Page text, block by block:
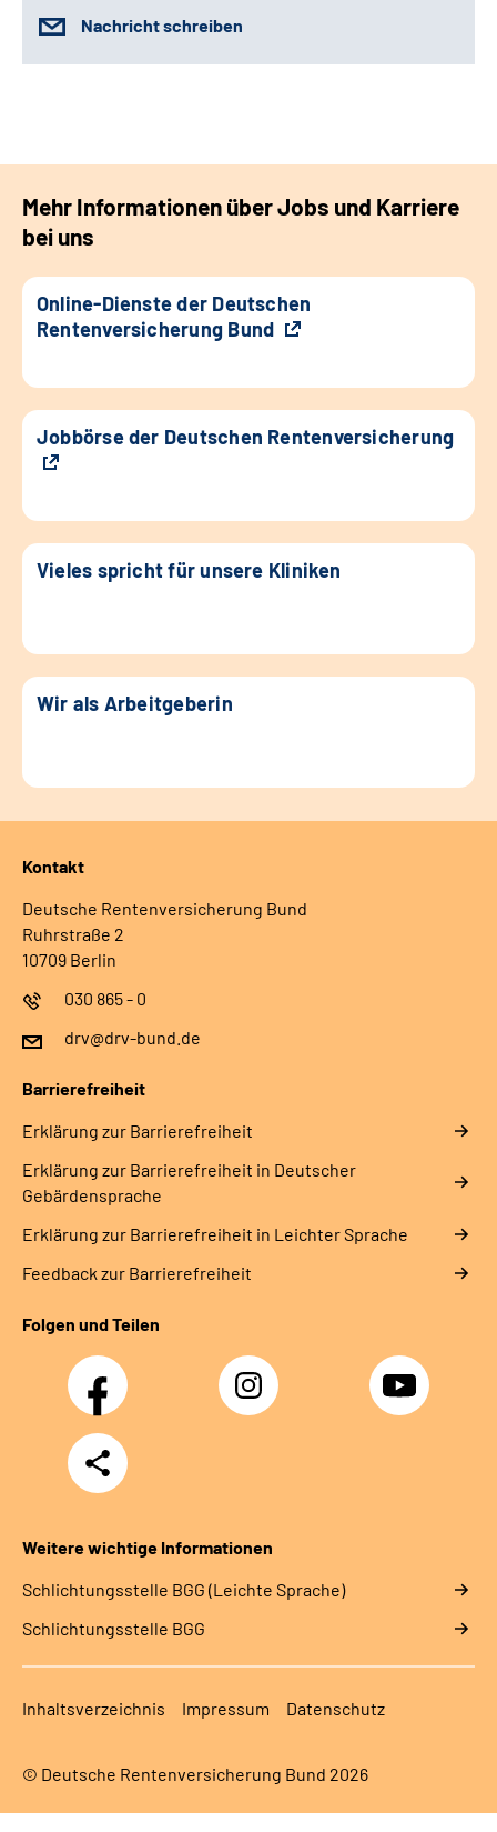
Nachricht schreiben
Mehr Informationen über Jobs und Karriere
bei uns
Online-Dienste der Deutschen
Rentenversicherung Bund
Jobbörse der Deutschen Rentenversicherung
Vieles spricht für unsere Kliniken
Wir als Arbeitgeberin
Kontakt
Deutsche Rentenversicherung Bund
Ruhrstraße 2
10709 Berlin
030 865 - 0
drv@drv-bund.de
Barrierefreiheit
Erklärung zur Barrierefreiheit
Erklärung zur Barrierefreiheit in Deutscher
Gebärdensprache
Erklärung zur Barrierefreiheit in Leichter Sprache
Feedback zur Barrierefreiheit
Folgen und Teilen
Facebook Instagram YouTube
Teilen
Weitere wichtige Informationen
Schlich­tungs­stel­le BGG (Leichte Sprache)
Schlich­tungs­stel­le BGG
Inhaltsverzeichnis Impressum Datenschutz
© Deutsche Rentenversicherung Bund 2026